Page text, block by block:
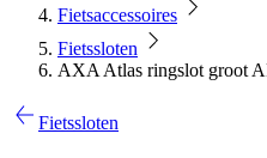
Fietsaccessoires
Fietssloten
AXA Atlas ringslot groot
Fietssloten